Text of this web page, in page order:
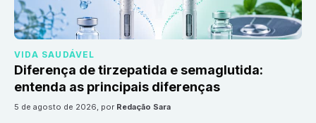
VIDA SAUDÁVEL
Diferença de tirzepatida e semaglutida:
entenda as principais diferenças
5 de agosto de 2026, por Redação Sara